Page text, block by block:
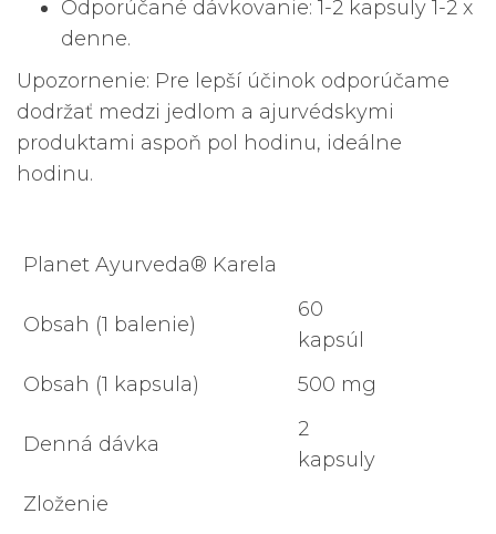
Odporúčané dávkovanie: 1-2 kapsuly 1-2 x
denne.
Upozornenie: Pre lepší účinok odporúčame
dodržať medzi jedlom a ajurvédskymi
produktami aspoň pol hodinu, ideálne
hodinu.
Planet Ayurveda® Karela
Obsah (1 balenie)
60
kapsúl
Obsah (1 kapsula)
500 mg
Denná dávka
2
kapsuly
Zloženie